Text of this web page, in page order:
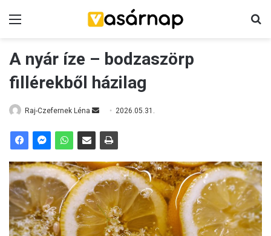
A nyár íze – bodzaszörp
fillérekből házilag
Raj-Czefernek Léna
a
n
e
m
a
2026.05.31.